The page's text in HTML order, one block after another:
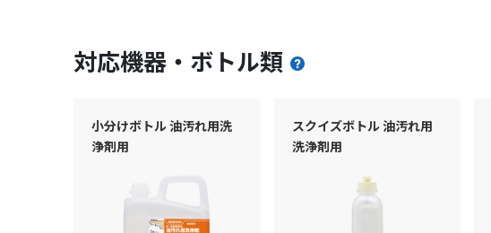
対応機器・ボトル類
小分けボトル 油汚れ用洗
浄剤用
スクイズボトル 油汚れ用
洗浄剤用